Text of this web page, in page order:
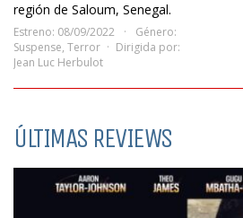
región de Saloum, Senegal.
Estreno: 08/09/2022
Género:
Suspense, Terror
Dirigida por:
Jean Luc Herbulot
ÚLTIMAS REVIEWS